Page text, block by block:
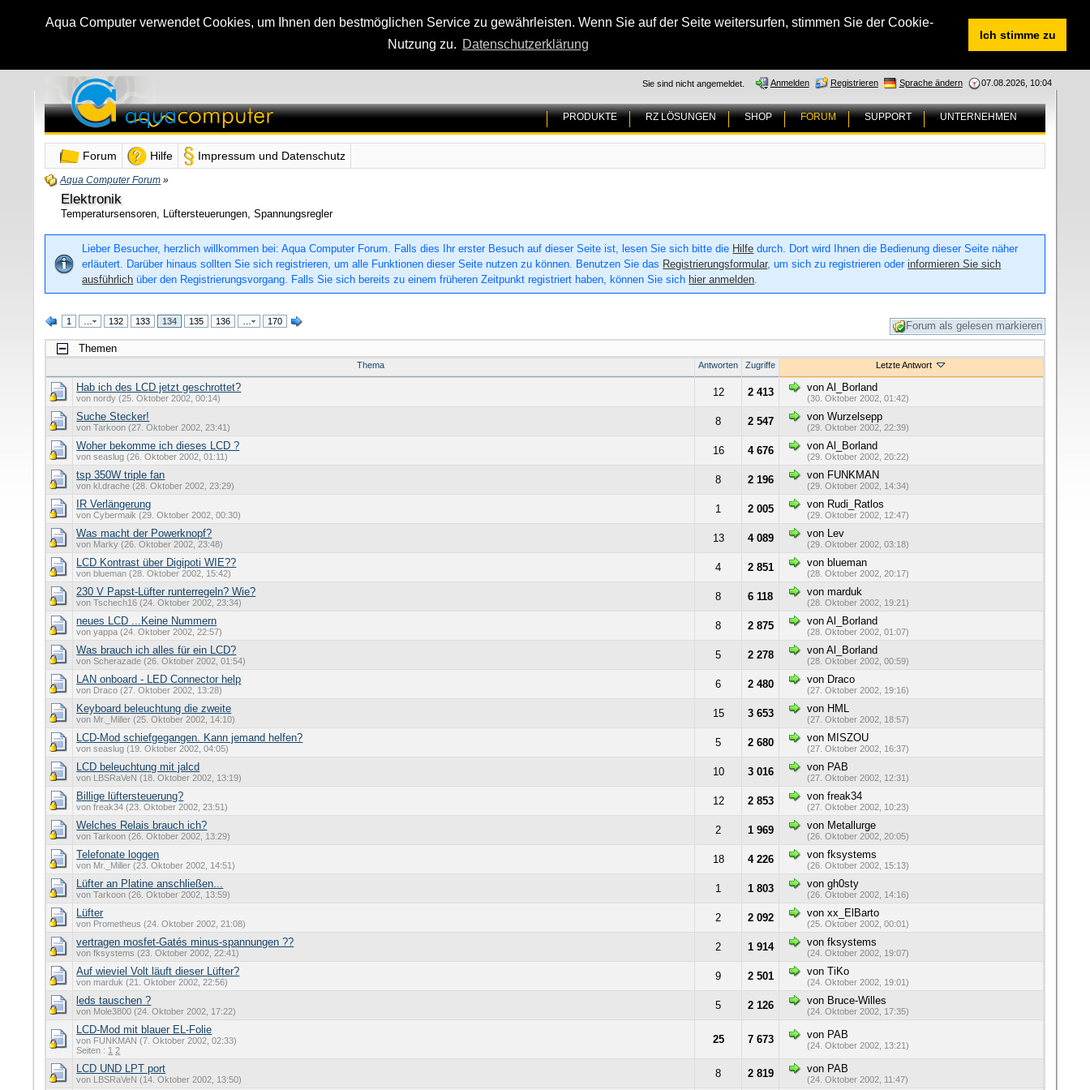
Aqua Computer verwendet Cookies, um Ihnen den bestmöglichen Service zu gewährleisten. Wenn Sie auf der Seite weitersurfen, stimmen Sie der Cookie-
Nutzung zu. Datenschutzerklärung
Ich stimme zu
07.08.2026, 10:04
Sprache ändern
Registrieren
Anmelden
Sie sind nicht angemeldet.
PRODUKTE RZ LÖSUNGEN SHOP FORUM SUPPORT UNTERNEHMEN
Forum Hilfe Impressum und Datenschutz
Aqua Computer Forum »
Elektronik
Temperatursensoren, Lüftersteuerungen, Spannungsregler
Lieber Besucher, herzlich willkommen bei: Aqua Computer Forum. Falls dies Ihr erster Besuch auf dieser Seite ist, lesen Sie sich bitte die Hilfe durch. Dort wird Ihnen die Bedienung dieser Seite näher
erläutert. Darüber hinaus sollten Sie sich registrieren, um alle Funktionen dieser Seite nutzen zu können. Benutzen Sie das Registrierungsformular, um sich zu registrieren oderinformieren Sie sich
ausführlich über den Registrierungsvorgang. Falls Sie sich bereits zu einem früheren Zeitpunkt registriert haben, können Sie sich hier anmelden.
1 … 132 133 134 135 136 … 170
Forum als gelesen markieren
Themen
Thema Antworten Zugriffe Letzte Antwort
Hab ich des LCD jetzt geschrottet?
von nordy (25. Oktober 2002, 00:14) 12 2 413 von Al_Borland
(30. Oktober 2002, 01:42)
Suche Stecker!
von Tarkoon (27. Oktober 2002, 23:41) 8 2 547 von Wurzelsepp
(29. Oktober 2002, 22:39)
Woher bekomme ich dieses LCD ?
von seaslug (26. Oktober 2002, 01:11) 16 4 676 von Al_Borland
(29. Oktober 2002, 20:22)
tsp 350W triple fan
von kl.drache (28. Oktober 2002, 23:29) 8 2 196 von FUNKMAN
(29. Oktober 2002, 14:34)
IR Verlängerung
von Cybermaik (29. Oktober 2002, 00:30) 1 2 005 von Rudi_Ratlos
(29. Oktober 2002, 12:47)
Was macht der Powerknopf?
von Marky (26. Oktober 2002, 23:48) 13 4 089 von Lev
(29. Oktober 2002, 03:18)
LCD Kontrast über Digipoti WIE??
von blueman (28. Oktober 2002, 15:42) 4 2 851 von blueman
(28. Oktober 2002, 20:17)
230 V Papst-Lüfter runterregeln? Wie?
von Tschech16 (24. Oktober 2002, 23:34) 8 6 118 von marduk
(28. Oktober 2002, 19:21)
neues LCD ...Keine Nummern
von yappa (24. Oktober 2002, 22:57) 8 2 875 von Al_Borland
(28. Oktober 2002, 01:07)
Was brauch ich alles für ein LCD?
von Scherazade (26. Oktober 2002, 01:54) 5 2 278 von Al_Borland
(28. Oktober 2002, 00:59)
LAN onboard - LED Connector help
von Draco (27. Oktober 2002, 13:28) 6 2 480 von Draco
(27. Oktober 2002, 19:16)
Keyboard beleuchtung die zweite
von Mr._Miller (25. Oktober 2002, 14:10) 15 3 653 von HML
(27. Oktober 2002, 18:57)
LCD-Mod schiefgegangen. Kann jemand helfen?
von seaslug (19. Oktober 2002, 04:05) 5 2 680 von MISZOU
(27. Oktober 2002, 16:37)
LCD beleuchtung mit jalcd
von LBSRaVeN (18. Oktober 2002, 13:19) 10 3 016 von PAB
(27. Oktober 2002, 12:31)
Billige lüftersteuerung?
von freak34 (23. Oktober 2002, 23:51) 12 2 853 von freak34
(27. Oktober 2002, 10:23)
Welches Relais brauch ich?
von Tarkoon (26. Oktober 2002, 13:29) 2 1 969 von Metallurge
(26. Oktober 2002, 20:05)
Telefonate loggen
von Mr._Miller (23. Oktober 2002, 14:51) 18 4 226 von fksystems
(26. Oktober 2002, 15:13)
Lüfter an Platine anschließen...
von Tarkoon (26. Oktober 2002, 13:59) 1 1 803 von gh0sty
(26. Oktober 2002, 14:16)
Lüfter
von Prometheus (24. Oktober 2002, 21:08) 2 2 092 von xx_ElBarto
(25. Oktober 2002, 00:01)
vertragen mosfet-Gatés minus-spannungen ??
von fksystems (23. Oktober 2002, 22:41) 2 1 914 von fksystems
(24. Oktober 2002, 19:07)
Auf wieviel Volt läuft dieser Lüfter?
von marduk (21. Oktober 2002, 22:56) 9 2 501 von TiKo
(24. Oktober 2002, 19:01)
leds tauschen ?
von Mole3800 (24. Oktober 2002, 17:22) 5 2 126 von Bruce-Willes
(24. Oktober 2002, 17:35)
LCD-Mod mit blauer EL-Folie
von FUNKMAN (7. Oktober 2002, 02:33)
Seiten : 1 2
25 7 673 von PAB
(24. Oktober 2002, 13:21)
LCD UND LPT port
von LBSRaVeN (14. Oktober 2002, 13:50) 8 2 819 von PAB
(24. Oktober 2002, 11:47)